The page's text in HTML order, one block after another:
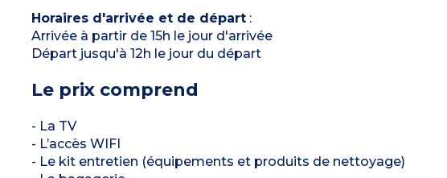
Horaires d'arrivée et de départ:
Arrivée à partir de 15h le jour d'arrivée
Départ jusqu'à 12h le jour du départ
Le prix comprend
- La TV
- L’accès WIFI
- Le kit entretien (équipements et produits de nettoyage)